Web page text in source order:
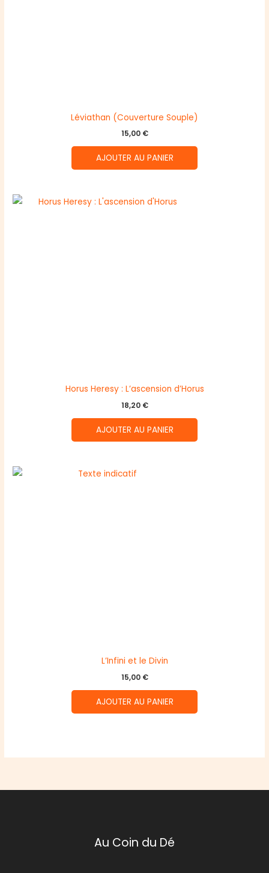
Léviathan (Couverture Souple)
15,00 €
AJOUTER AU PANIER
Horus Heresy : L’ascension d’Horus
18,20 €
AJOUTER AU PANIER
L’Infini et le Divin
15,00 €
AJOUTER AU PANIER
Au Coin du Dé